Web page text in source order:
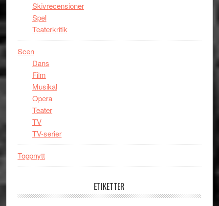
Skivrecensioner
Spel
Teaterkritik
Scen
Dans
Film
Musikal
Opera
Teater
TV
TV-serier
Toppnytt
ETIKETTER